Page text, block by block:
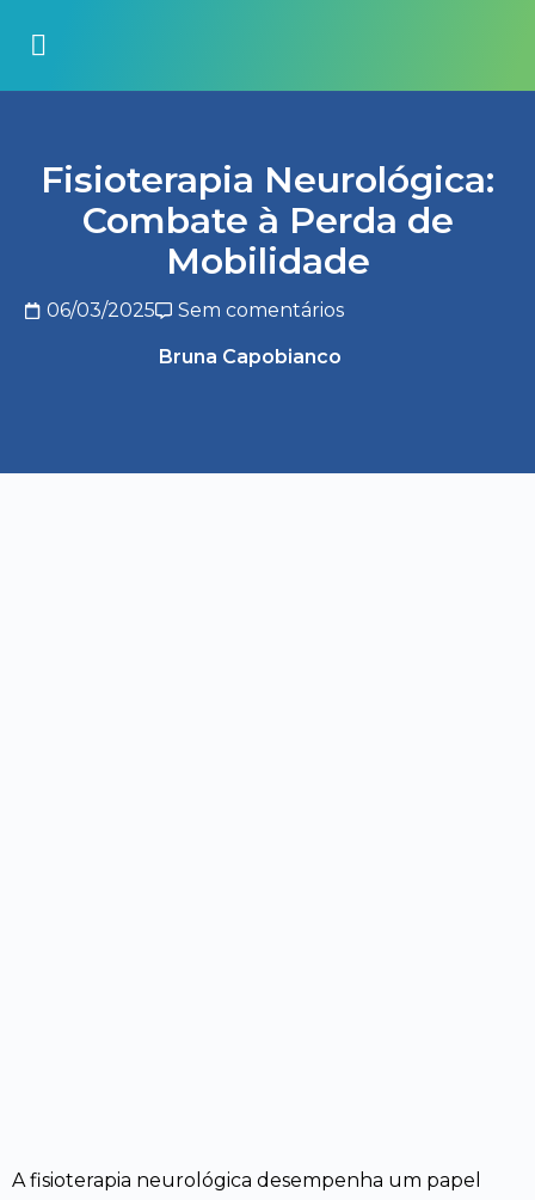
Fisioterapia Neurológica:
Combate à Perda de
Mobilidade
06/03/2025 Sem comentários
Bruna Capobianco
A fisioterapia neurológica desempenha um papel